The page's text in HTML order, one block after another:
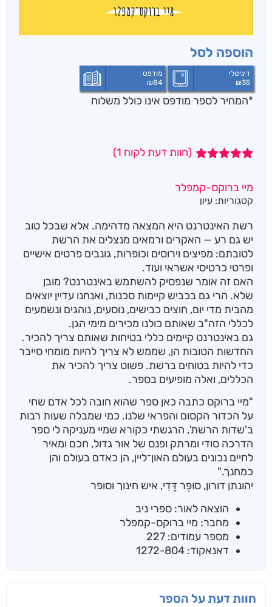
הוספה לסל
דיגיטלי
₪35
מודפס
₪84
*המחיר לספר מודפס אינו כולל משלוח
מבוסס על
דירוגים של
(חוות דעת לקוח 1
)
מיי ברוקס-קמפלר
קטגוריות: עיון
רשת האינטרנט היא המצאה מדהימה. אלא שבכל טוב
יש גם רע — האקרים ורמאים מנצלים את הרשת
לטובתם: מפיצים וירוסים וכופרות, גונבים פרטים אישיים
ופרטי כרטיסי אשראי ועוד.
האם זה אומר שנפסיק להשתמש באינטרנט? מובן
שלא. הרי גם בכביש קיימות סכנות, ואנחנו עדיין יוצאים
מהבית מדי יום, חוצים כבישים, נוסעים, נוהגים ונשמעים
לכללי הזה"ב שאותם כולנו מכירים מימי הגן.
גם באינטרנט קיימים כללי בטיחות שאותם צריך להכיר.
החדשות הטובות הן, שממש לא צריך להיות מומחי סייבר
כדי להיות בטוחים ברשת. פשוט צריך להכיר את
הכללים, ואלה מופיעים בספר.
"מיי ברוקס כתבה כאן ספר שהוא חובה לכל אדם שחי
על הכדור הקסום והפראי שלנו. כמי שמבלה שעות רבות
ב'שדות הרשת', הרגשתי כקורא שמיי מעניקה לי ספר
הדרכה סודי ומרתק ופנס של אור גדול, חכם ומאיר
לחיים נכונים בעולם האון־ליין, הן כאדם בעולם והן
כמחנך."
יהונתן דורון, סוּפֶּר דָּדִי, איש חינוך וסופר
הוצאה לאור: ספרי ניב
מחבר: מיי ברוקס-קמפלר
מספר עמודים: 227
דאנאקוד: 1272-804
חוות דעת על הספר